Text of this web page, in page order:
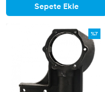
Sepete Ekle
%7